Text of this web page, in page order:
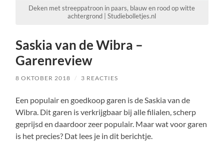
Deken met streeppatroon in paars, blauw en rood op witte
achtergrond | Studiebolletjes.nl
Saskia van de Wibra –
Garenreview
8 OKTOBER 2018 / 3 REACTIES
Een populair en goedkoop garen is de Saskia van de
Wibra. Dit garen is verkrijgbaar bij alle filialen, scherp
geprijsd en daardoor zeer populair. Maar wat voor garen
is het precies? Dat lees je in dit berichtje.